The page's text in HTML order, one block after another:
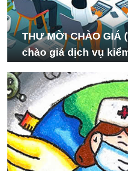
THƯ MỜI CHÀO GIÁ
chào giá dịch vụ
Nghiên cứu Phát
hội_ISDS)